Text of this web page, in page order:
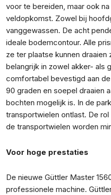
voor te bereiden, maar ook
veldopkomst. Zowel bij
vanggewassen. De acht
ideale bodemcontour. Alle
ze ter plaatse kunnen
belangrijk in zowel akker- als
comfortabel bevestigd aan
90 graden en soepel draaien
bochten mogelijk is. In de
transportwielen ontlast. De
de transportwielen worden
Voor hoge prestaties
De nieuwe Güttler Master
professionele machine.